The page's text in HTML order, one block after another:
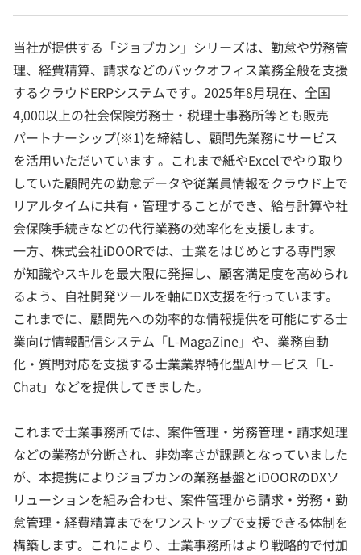
当社が提供する「ジョブカン」シリーズは、勤怠や労務管
理、経費精算、請求などのバックオフィス業務全般を支援
するクラウドERPシステムです。2025年8月現在、全国
4,000以上の社会保険労務士・税理士事務所等とも販売
パートナーシップ(※1)を締結し、顧問先業務にサービス
を活用いただいています 。これまで紙やExcelでやり取り
していた顧問先の勤怠データや従業員情報をクラウド上で
リアルタイムに共有・管理することができ、給与計算や社
会保険手続きなどの代行業務の効率化を支援します。
一方、株式会社iDOORでは、士業をはじめとする専門家
が知識やスキルを最大限に発揮し、顧客満足度を高められ
るよう、自社開発ツールを軸にDX支援を行っています。
これまでに、顧問先への効率的な情報提供を可能にする士
業向け情報配信システム「L-MagaZine」や、業務自動
化・質問対応を支援する士業業界特化型AIサービス「L-
Chat」などを提供してきました。
これまで士業事務所では、案件管理・労務管理・請求処理
などの業務が分断され、非効率さが課題となっていました
が、本提携によりジョブカンの業務基盤とiDOORのDXソ
リューションを組み合わせ、案件管理から請求・労務・勤
怠管理・経費精算までをワンストップで支援できる体制を
構築します。これにより、士業事務所はより戦略的で付加